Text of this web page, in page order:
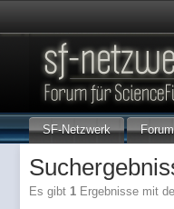
SF-Netzwerk Forum
Es gibt 1 Ergebnisse mit